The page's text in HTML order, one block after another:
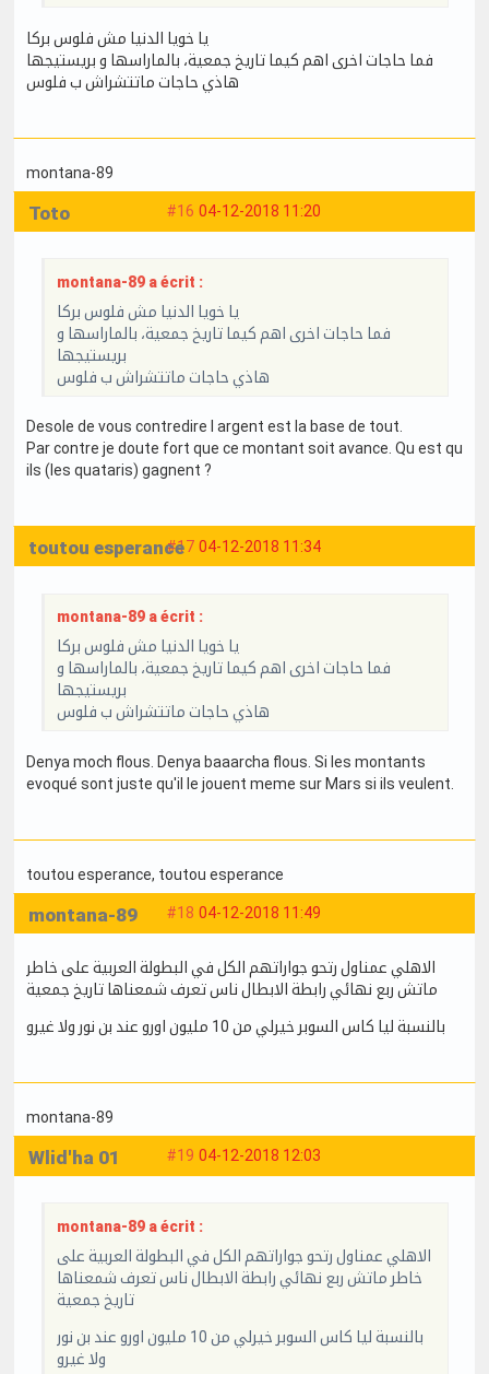
يا خويا الدنيا مش فلوس بركا
فما حاجات اخرى اهم كيما تاريخ جمعية، بالماراسها و بريستيجها
هاذي حاجات ماتتشراش ب فلوس
montana-89
#16 04-12-2018 11:20
Toto
montana-89 a écrit :
يا خويا الدنيا مش فلوس بركا
فما حاجات اخرى اهم كيما تاريخ جمعية، بالماراسها و
بريستيجها
هاذي حاجات ماتتشراش ب فلوس
Desole de vous contredire l argent est la base de tout.
Par contre je doute fort que ce montant soit avance. Qu est qu
ils (les quataris) gagnent ?
#17 04-12-2018 11:34
toutou esperance
montana-89 a écrit :
يا خويا الدنيا مش فلوس بركا
فما حاجات اخرى اهم كيما تاريخ جمعية، بالماراسها و
بريستيجها
هاذي حاجات ماتتشراش ب فلوس
Denya moch flous. Denya baaarcha flous. Si les montants
evoqué sont juste qu'il le jouent meme sur Mars si ils veulent.
toutou esperance, toutou esperance
#18 04-12-2018 11:49
montana-89
الاهلي عمناول رتحو جواراتهم الكل في البطولة العربية على خاطر
ماتش ربع نهائي رابطة الابطال ناس تعرف شمعناها تاريخ جمعية
بالنسبة ليا كاس السوبر خيرلي من 10 مليون اورو عند بن نور ولا غيرو
montana-89
#19 04-12-2018 12:03
Wlid'ha 01
montana-89 a écrit :
الاهلي عمناول رتحو جواراتهم الكل في البطولة العربية على
خاطر ماتش ربع نهائي رابطة الابطال ناس تعرف شمعناها
تاريخ جمعية
بالنسبة ليا كاس السوبر خيرلي من 10 مليون اورو عند بن نور
ولا غيرو